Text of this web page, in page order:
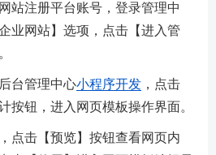
站注册平台账号，登录管理中
业网站】选项，点击【进入管
台管理中心小程序开发 ，点击
按钮，进入网页模板操作界面。
点击【预览】按钮查看网页内